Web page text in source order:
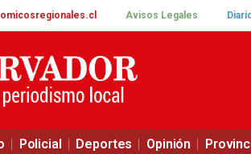
Avisos Legales
Policial Deportes Opinión